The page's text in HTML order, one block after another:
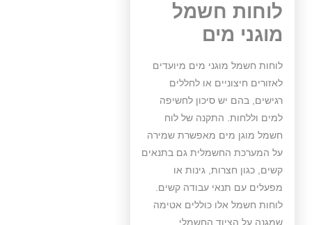
לוחות חשמל
מוגני מים
לוחות חשמל מוגני מים מיועדים
לאזורים חיצוניים או לחללים
רגישים, בהם יש סיכון לחשיפה
למים וללחות. התקנה של לוח
חשמל מוגן מים מאפשרת שמירה
על המערכת החשמלית גם בתנאים
קשים, כגון חצרות, גינות או
מפעלים עם תנאי עבודה קשים.
לוחות חשמל אלו כוללים אטימה
שמגנה על הציוד החשמלי